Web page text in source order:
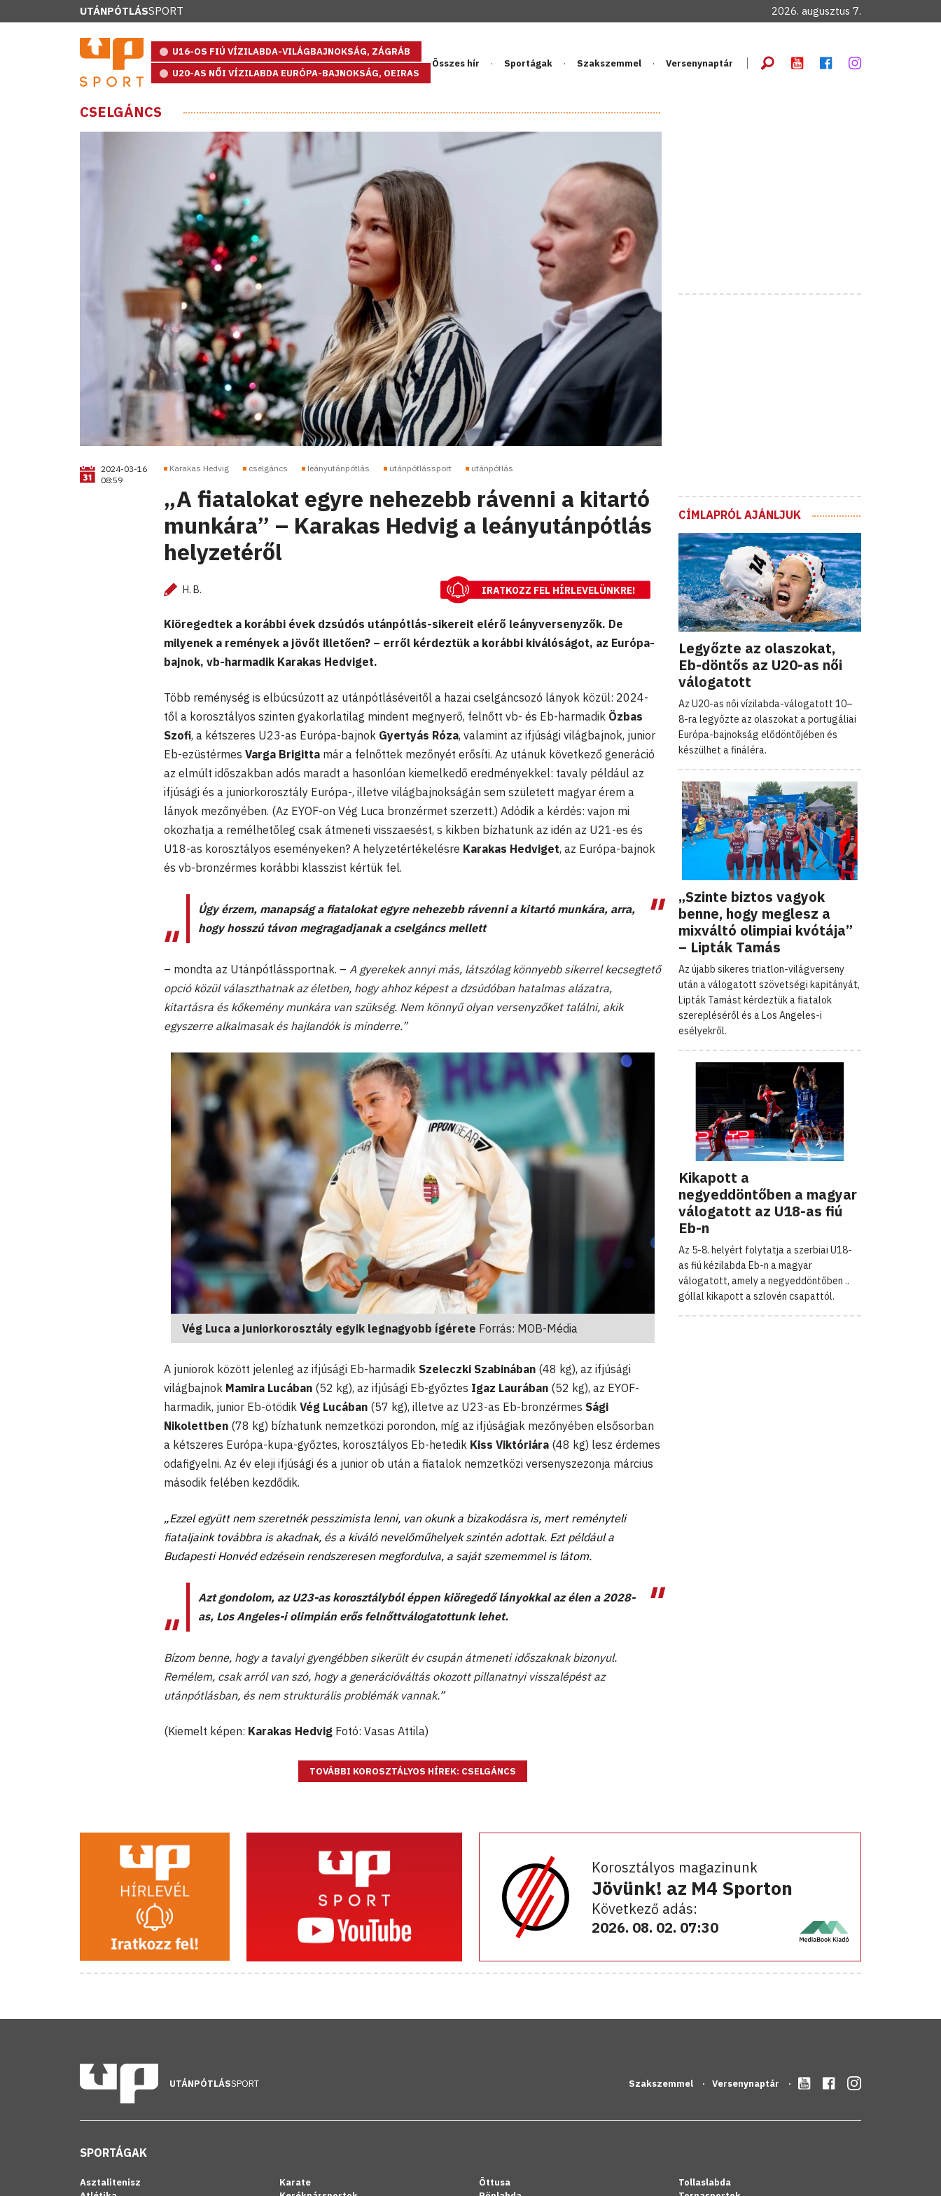
UTÁNPÓTLÁSSPORT 2026. augusztus 7.
U16-OS FIÚ VÍZILABDA-VILÁGBAJNOKSÁG, ZÁGRÁB
U20-AS NŐI VÍZILABDA EURÓPA-BAJNOKSÁG, OEIRAS
Összes hír Sportágak Szakszemmel Versenynaptár
CSELGÁNCS
2024-03-16
08:59
Karakas Hedvig cselgáncs leányutánpótlás utánpótlássport utánpótlás
„A fiatalokat egyre nehezebb rávenni a kitartó
munkára” – Karakas Hedvig a leányutánpótlás
helyzetéről
H. B. IRATKOZZ FEL HÍRLEVELÜNKRE!
Kiöregedtek a korábbi évek dzsúdós utánpótlás-sikereit elérő leányversenyzők. De
milyenek a remények a jövőt illetően? – erről kérdeztük a korábbi kiválóságot, az Európa-
bajnok, vb-harmadik Karakas Hedviget.
Több reménység is elbúcsúzott az utánpótláséveitől a hazai cselgáncsozó lányok közül: 2024-
től a korosztályos szinten gyakorlatilag mindent megnyerő, felnőtt vb- és Eb-harmadik Özbas
Szofi, a kétszeres U23-as Európa-bajnok Gyertyás Róza, valamint az ifjúsági világbajnok, junior
Eb-ezüstérmes Varga Brigitta már a felnőttek mezőnyét erősíti. Az utánuk következő generáció
az elmúlt időszakban adós maradt a hasonlóan kiemelkedő eredményekkel: tavaly például az
ifjúsági és a juniorkorosztály Európa-, illetve világbajnokságán sem született magyar érem a
lányok mezőnyében. (Az EYOF-on Vég Luca bronzérmet szerzett.) Adódik a kérdés: vajon mi
okozhatja a remélhetőleg csak átmeneti visszaesést, s kikben bízhatunk az idén az U21-es és
U18-as korosztályos eseményeken? A helyzetértékelésre Karakas Hedviget, az Európa-bajnok
és vb-bronzérmes korábbi klasszist kértük fel.
Úgy érzem, manapság a fiatalokat egyre nehezebb rávenni a kitartó munkára, arra,
hogy hosszú távon megragadjanak a cselgáncs mellett
– mondta az Utánpótlássportnak. – A gyerekek annyi más, látszólag könnyebb sikerrel kecsegtető
opció közül választhatnak az életben, hogy ahhoz képest a dzsúdóban hatalmas alázatra,
kitartásra és kőkemény munkára van szükség. Nem könnyű olyan versenyzőket találni, akik
egyszerre alkalmasak és hajlandók is minderre.”
Vég Luca a juniorkorosztály egyik legnagyobb ígérete Forrás: MOB-Média
A juniorok között jelenleg az ifjúsági Eb-harmadik Szeleczki Szabinában (48 kg), az ifjúsági
világbajnok Mamira Lucában (52 kg), az ifjúsági Eb-győztes Igaz Laurában (52 kg), az EYOF-
harmadik, junior Eb-ötödik Vég Lucában (57 kg), illetve az U23-as Eb-bronzérmes Sági
Nikolettben (78 kg) bízhatunk nemzetközi porondon, míg az ifjúságiak mezőnyében elsősorban
a kétszeres Európa-kupa-győztes, korosztályos Eb-hetedik Kiss Viktóriára (48 kg) lesz érdemes
odafigyelni. Az év eleji ifjúsági és a junior ob után a fiatalok nemzetközi versenyszezonja március
második felében kezdődik.
„Ezzel együtt nem szeretnék pesszimista lenni, van okunk a bizakodásra is, mert reményteli
fiataljaink továbbra is akadnak, és a kiváló nevelőműhelyek szintén adottak. Ezt például a
Budapesti Honvéd edzésein rendszeresen megfordulva, a saját szememmel is látom.
Azt gondolom, az U23-as korosztályból éppen kiöregedő lányokkal az élen a 2028-
as, Los Angeles-i olimpián erős felnőttválogatottunk lehet.
Bízom benne, hogy a tavalyi gyengébben sikerült év csupán átmeneti időszaknak bizonyul.
Remélem, csak arról van szó, hogy a generációváltás okozott pillanatnyi visszalépést az
utánpótlásban, és nem strukturális problémák vannak.”
(Kiemelt képen: Karakas Hedvig Fotó: Vasas Attila)
TOVÁBBI KOROSZTÁLYOS HÍREK: CSELGÁNCS
CÍMLAPRÓL AJÁNLJUK
Legyőzte az olaszokat,
Eb-döntős az U20-as női
válogatott
Az U20-as női vízilabda-válogatott 10–
8-ra legyőzte az olaszokat a portugáliai
Európa-bajnokság elődöntőjében és
készülhet a fináléra.
„Szinte biztos vagyok
benne, hogy meglesz a
mixváltó olimpiai kvótája”
– Lipták Tamás
Az újabb sikeres triatlon-világverseny
után a válogatott szövetségi kapitányát,
Lipták Tamást kérdeztük a fiatalok
szerepléséről és a Los Angeles-i
esélyekről.
Kikapott a
negyeddöntőben a magyar
válogatott az U18-as fiú
Eb-n
Az 5-8. helyért folytatja a szerbiai U18-
as fiú kézilabda Eb-n a magyar
válogatott, amely a negyeddöntőben ..
góllal kikapott a szlovén csapattól.
Korosztályos magazinunk
Jövünk! az M4 Sporton
Következő adás:
2026. 08. 02. 07:30
UTÁNPÓTLÁSSPORT Szakszemmel Versenynaptár
SPORTÁGAK
Asztalitenisz
Karate
Öttusa
Tollaslabda